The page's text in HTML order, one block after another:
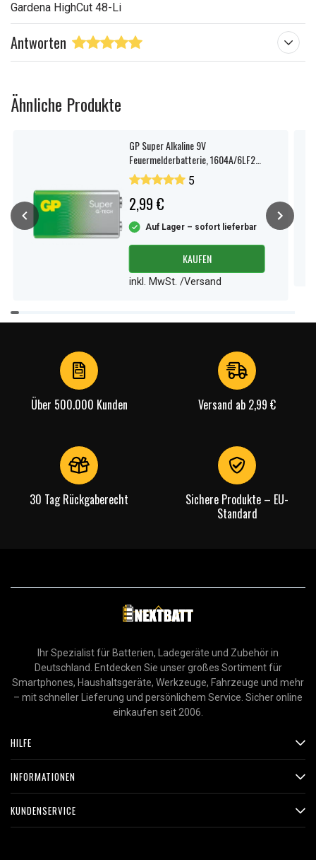
Gardena HighCut 48-Li
Antworten
Ähnliche Produkte
GP Super Alkaline 9V
Feuermelderbatterie, 1604A/6LF22,
1er-Pack
5
2,99 €
Auf Lager – sofort lieferbar
KAUFEN
inkl. MwSt. /Versand
Item
1
Über 500.000 Kunden Versand ab 2,99 €
30 Tag Rückgaberecht
Sichere Produkte – EU-
Standard
Ihr Spezialist für Batterien, Ladegeräte und Zubehör in
Deutschland. Entdecken Sie unser großes Sortiment für
Smartphones, Haushaltsgeräte, Werkzeuge, Fahrzeuge und mehr
– mit schneller Lieferung und persönlichem Service. Sicher online
einkaufen seit 2006.
HILFE
INFORMATIONEN
KUNDENSERVICE